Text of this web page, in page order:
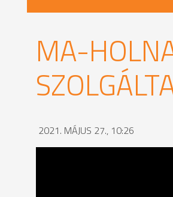
MA-
2021. MÁJUS 27., 10:26